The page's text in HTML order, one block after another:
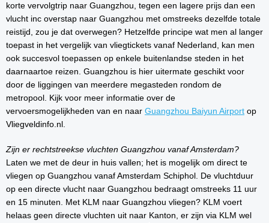
korte vervolgtrip naar Guangzhou, tegen een lagere prijs dan een
vlucht inc overstap naar Guangzhou met omstreeks dezelfde totale
reistijd, zou je dat overwegen? Hetzelfde principe wat men al langer
toepast in het vergelijk van vliegtickets vanaf Nederland, kan men
ook succesvol toepassen op enkele buitenlandse steden in het
daarnaartoe reizen. Guangzhou is hier uitermate geschikt voor
door de liggingen van meerdere megasteden rondom de
metropool. Kijk voor meer informatie over de
vervoersmogelijkheden van en naar Guangzhou Baiyun Airport op
Vliegveldinfo.nl.
Zijn er rechtstreekse vluchten Guangzhou vanaf Amsterdam?
Laten we met de deur in huis vallen; het is mogelijk om direct te
vliegen op Guangzhou vanaf Amsterdam Schiphol. De vluchtduur
op een directe vlucht naar Guangzhou bedraagt omstreeks 11 uur
en 15 minuten. Met KLM naar Guangzhou vliegen? KLM voert
helaas geen directe vluchten uit naar Kanton, er zijn via KLM wel